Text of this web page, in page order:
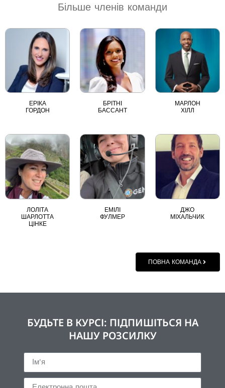
Більше членів команди
ЕРІКА
ГОРДОН
БРІТНІ
БАССАНТ
МАРЛОН
ХІЛЛ
ЛОЛІТА
ШАРЛОТТА
ЦІНКЕ
ЕМІЛІ
ФУЛМЕР
ДЖО
МІХАЛЬЧИК
ПОВНА КОМАНДА
БУДЬТЕ В КУРСІ: ПІДПИШІТЬСЯ НА
НАШУ РОЗСИЛКУ